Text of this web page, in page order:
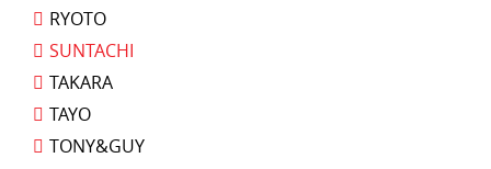
RYOTO
SUNTACHI
TAKARA
TAYO
TONY&GUY